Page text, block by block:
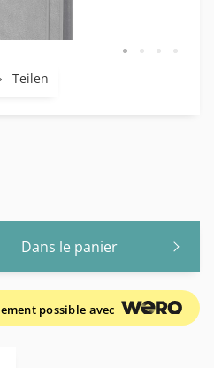
Teilen
Dans le panier
possible avec